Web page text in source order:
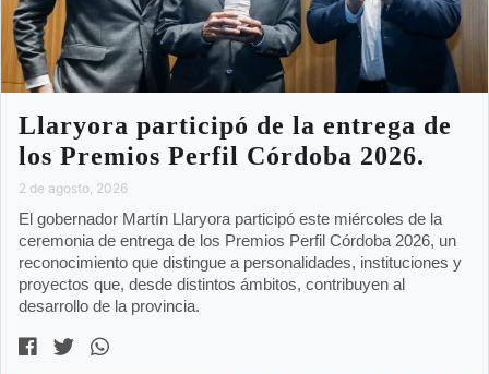
Llaryora participó de la entrega de
los Premios Perfil Córdoba 2026.
2 de agosto, 2026
El gobernador Martín Llaryora participó este miércoles de la
ceremonia de entrega de los Premios Perfil Córdoba 2026, un
reconocimiento que distingue a personalidades, instituciones y
proyectos que, desde distintos ámbitos, contribuyen al
desarrollo de la provincia.